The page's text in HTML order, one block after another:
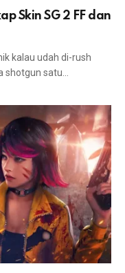
Skin SG 2 FF dan
kalau udah di-rush
shotgun satu…